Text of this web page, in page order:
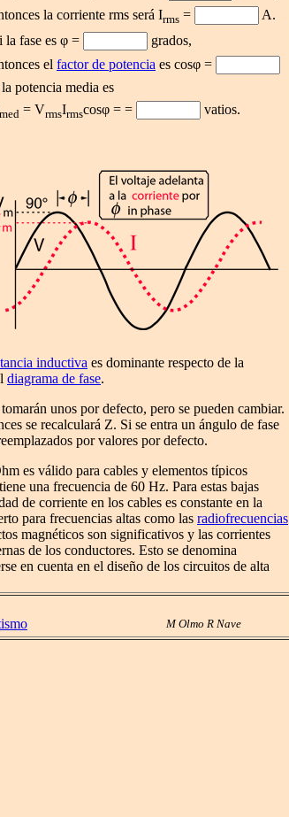
la corriente rms será Irms =
A.
la fase es φ =
grados,
el factor de potencia es cosφ =
potencia media es
med = VrmsIrmscosφ = = vatios.
inductiva es dominante respecto de la
diagrama de fase.
unos por defecto, pero se pueden cambiar.
se recalculará Z. Si se entra un ángulo de fase
por valores por defecto.
es válido para cables y elementos típicos
una frecuencia de 60 Hz. Para estas bajas
de corriente en los cables es constante en la
para frecuencias altas como las radiofrecuencias
magnéticos son significativos y las corrientes
de los conductores. Esto se denomina
en cuenta en el diseño de los circuitos de alta
M Olmo R Nave